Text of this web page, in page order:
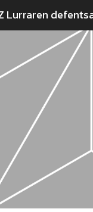
Lurraren